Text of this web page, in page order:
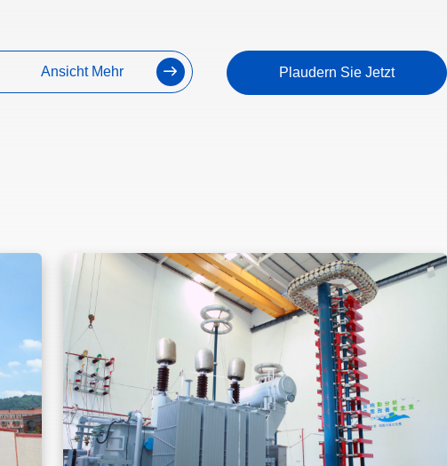
Ansicht Mehr Plaudern Sie Jetzt